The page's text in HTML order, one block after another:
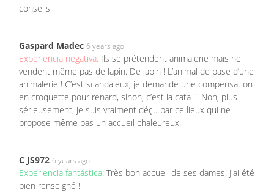
conseils
Gaspard Madec 6 years ago
Experiencia negativa: Ils se prétendent animalerie mais ne
vendent même pas de lapin. De lapin ! L’animal de base d’une
animalerie ! C’est scandaleux, je demande une compensation
en croquette pour renard, sinon, c’est la cata !!! Non, plus
sérieusement, je suis vraiment déçu par ce lieux qui ne
propose même pas un accueil chaleureux.
C JS972 6 years ago
Experiencia fantástica: Très bon accueil de ses dames! J'ai été
bien renseigné !